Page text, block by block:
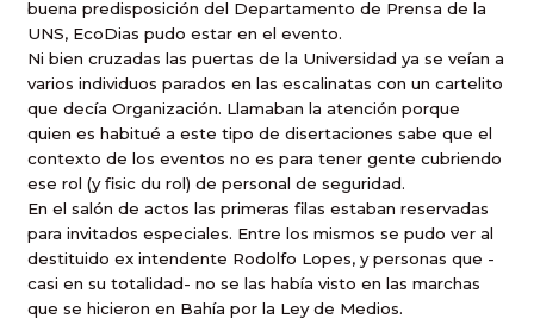
buena predisposición del Departamento de Prensa de la
UNS, EcoDias pudo estar en el evento.
Ni bien cruzadas las puertas de la Universidad ya se veían a
varios individuos parados en las escalinatas con un cartelito
que decía Organización. Llamaban la atención porque
quien es habitué a este tipo de disertaciones sabe que el
contexto de los eventos no es para tener gente cubriendo
ese rol (y fisic du rol) de personal de seguridad.
En el salón de actos las primeras filas estaban reservadas
para invitados especiales. Entre los mismos se pudo ver al
destituido ex intendente Rodolfo Lopes, y personas que -
casi en su totalidad- no se las había visto en las marchas
que se hicieron en Bahía por la Ley de Medios.